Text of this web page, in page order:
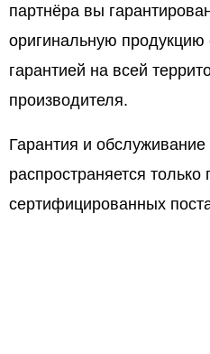
партнёра вы
оригинальную
гарантией на всей
производителя.
Гарантия и
распространяется только
сертифицированных